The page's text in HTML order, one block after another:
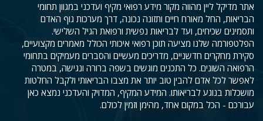
אתר מדיקל ליין מהווה מקור מידע רפואי מקיף ועדכני במגוון תחומי
הבריאות, החל מאורח חיים ותזונה נכונה, דרך מערכות גוף האדם
ותסמינים שכיחים, ועד לבריאות נפשית ורפואת הגיל השלישי.
הפלטפורמה שלנו מציעה תוכן רפואי איכותי הכולל מאמרים מקצועיים,
סקירת מחקרים חדשניים, מדריכים מעשיים והסברים מעמיקים בתחומי
הרפואה השונים. כל התכנים מוגשים בשפה ברורה ונגישה, במטרה
לאפשר לכל אדם להבין טוב יותר את מצבו הבריאותי ולקבל החלטות
מושכלות בנוגע לבריאותו. המידע המקיף, המדויק והעדכני נמצא כאן
עבורכם - הכל במקום אחד, מהימן וזמין לכולם.